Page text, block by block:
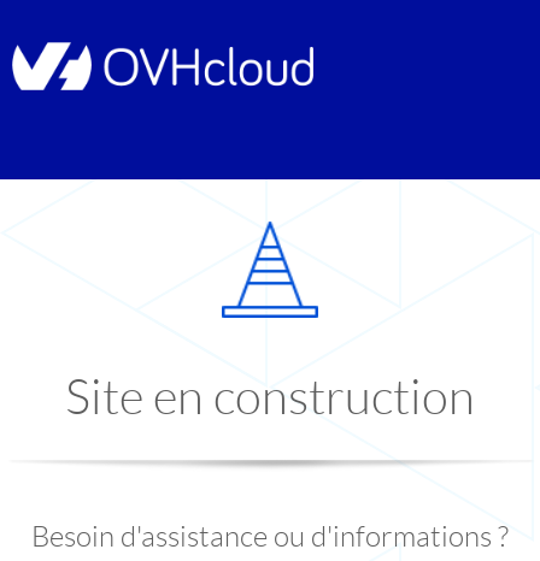
Site en construction
Besoin d'assistance ou d'informations ?